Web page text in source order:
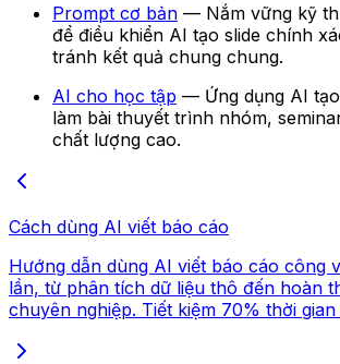
Prompt cơ bản — Nắm vững kỹ
để điều khiển AI tạo slide chính
tránh kết quả chung chung.
AI cho học tập — Ứng dụng AI
làm bài thuyết trình nhóm,
chất lượng cao.
Cách dùng AI viết báo cáo
Hướng dẫn dùng AI viết báo cáo công
lần, từ phân tích dữ liệu thô đến hoàn
chuyên nghiệp. Tiết kiệm 70% thời gian